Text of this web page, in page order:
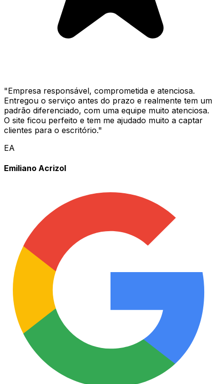
"Empresa responsável, comprometida e atenciosa.
Entregou o serviço antes do prazo e realmente tem um
padrão diferenciado, com uma equipe muito atenciosa.
O site ficou perfeito e tem me ajudado muito a captar
clientes para o escritório."
EA
Emiliano Acrizol